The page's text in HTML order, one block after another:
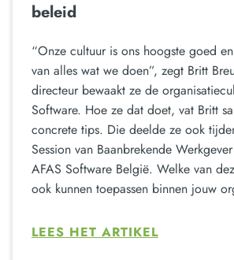
beleid
“Onze cultuur is ons hoogste goed
van alles wat we doen”, zegt Britt
directeur bewaakt ze de
Software. Hoe ze dat doet, vat Britt
concrete tips. Die deelde ze ook
Session van Baanbrekende
AFAS Software België. Welke van
ook kunnen toepassen binnen jouw
LEES HET ARTIKEL